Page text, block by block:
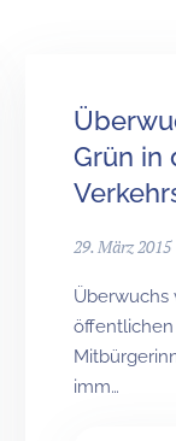
Grün in
29. März 2015
Überwuchs
imm…